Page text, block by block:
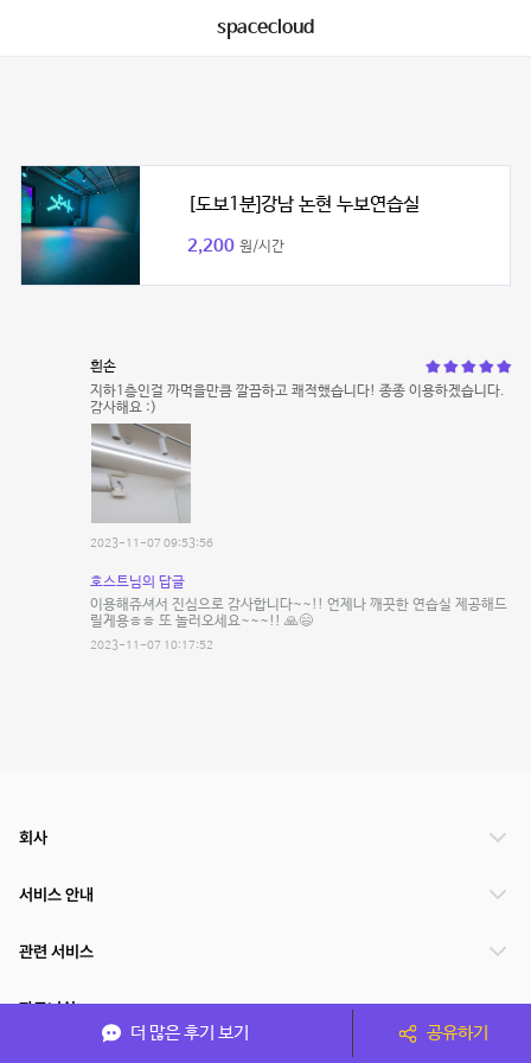
spacecloud
[도보1분]강남 논현 누보연습실
2,200 원/시간
흰손
지하1층인걸 까먹을만큼 깔끔하고 쾌적했습니다! 종종 이용하겠습니다.
감사해요 :)
2023-11-07 09:53:56
호스트님의 답글
이용해쥬셔서 진심으로 감사합니다~~!! 언제나 깨끗한 연습실 제공해드
릴게용ㅎㅎ 또 놀러오세요~~~!! 🙏😄
2023-11-07 10:17:52
더 많은 후기 보기 공유하기
회사
서비스 안내
관련 서비스
파트너쉽